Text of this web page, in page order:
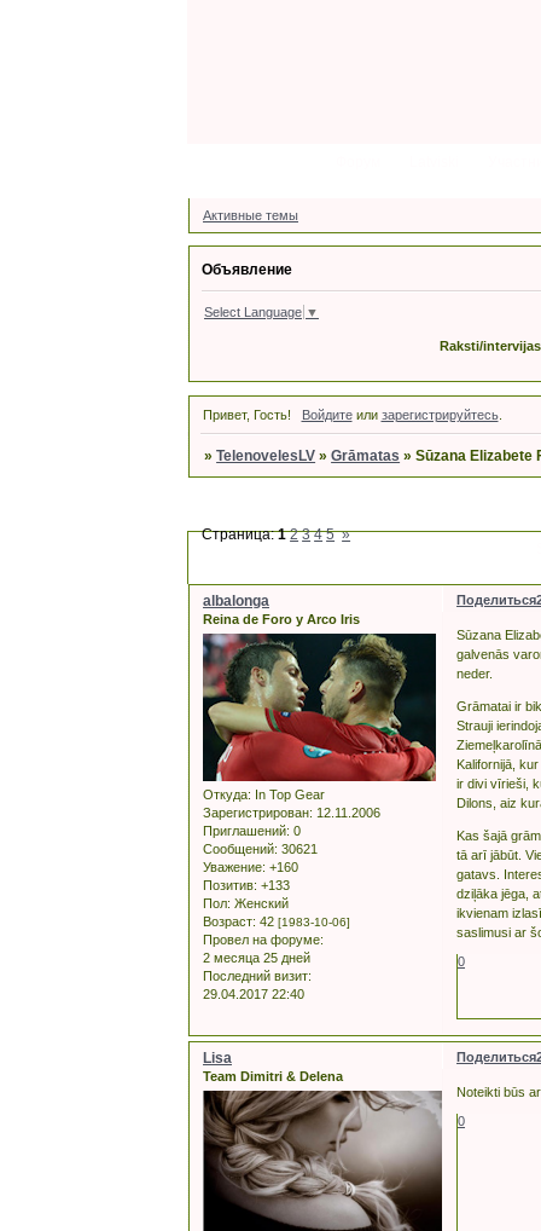
Активные темы
Объявление
Select Language ▼
Raksti/
Привет, Гость! Войдитеили зарегистрируйтесь.
»TelenovelesLV »Grāmatas »Sūzana
Страница:1 2 3 4 5 »
Поделиться
albalonga
Reina de Foro y Arco Iris
Откуда: In Top Gear
Зарегистрирован: 12.11.2006
Приглашений: 0
Сообщений: 30621
Уважение: +160
Позитив: +133
Пол: Женский
Возраст: 42 [1983-10-06]
Провел на форуме:
2 месяца 25 дней
Последний визит:
29.04.2017 22:40
Sūzana
galvenās
neder.
Grāmatai ir
Strauji
Kalifornijā,
ir divi vīrieši,
Dilons, aiz
Kas šajā
tā arī jābūt.
gatavs.
dziļāka jēga,
ikvienam
saslimusi ar
0
Поделиться
Lisa
Team Dimitri & Delena
Noteikti būs
0